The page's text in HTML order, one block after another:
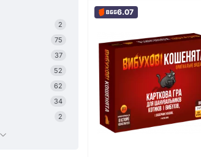
2
75
37
52
62
34
2
6.07